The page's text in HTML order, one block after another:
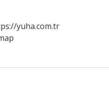
yuha.com.tr